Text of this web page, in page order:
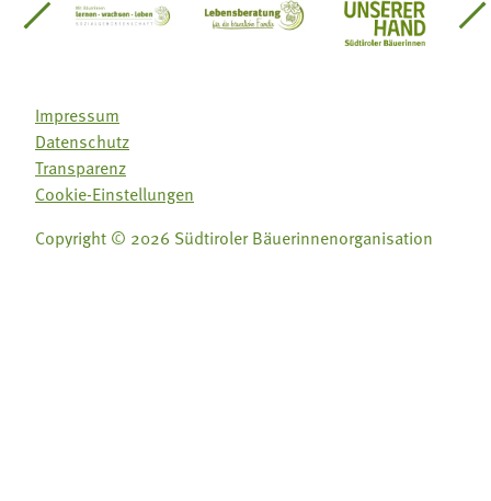
Südtirol
Gärtnervereinigung
Sozialgenossenschaft Mit Bäuerinnen lernen -
Lebensberatung für dieAus unserer
Impressum
Datenschutz
Transparenz
Cookie-Einstellungen
Copyright © 2026 Südtiroler Bäuerinnenorganisation